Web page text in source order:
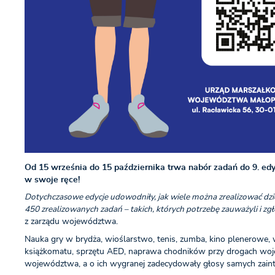
Od 15 września do 15 października trwa nabór zadań do 9.
w swoje ręce!
Dotychczasowe edycje udowodniły, jak wiele można zrealizować
450 zrealizowanych zadań – takich, których potrzebę zauważyli i
z zarządu województwa.
Nauka gry w brydża, wioślarstwo, tenis, zumba, kino
książkomatu, sprzętu AED, naprawa chodników przy drogach
województwa, a o ich wygranej zadecydowały głosy samych